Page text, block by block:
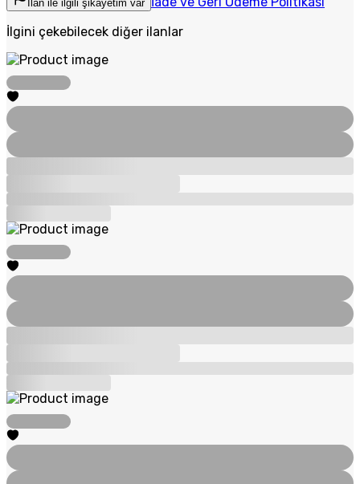
İlan ile ilgili şikayetim var
İlgini çekebilecek diğer ilanlar